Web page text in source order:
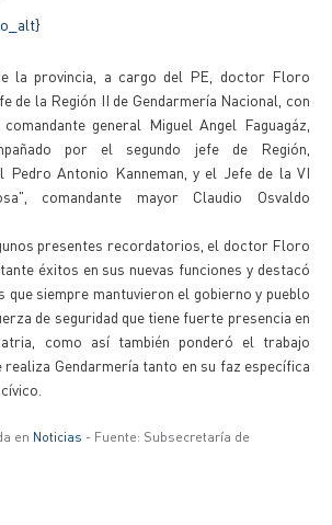
la provincia, a cargo del PE, doctor Floro
de la Región II de Gendarmería Nacional, con
general Miguel Angel Faguagáz,
por el segundo jefe de Región,
Pedro Antonio Kanneman, y el Jefe de la VI
comandante mayor Claudio Osvaldo
presentes recordatorios, el doctor Floro
éxitos en sus nuevas funciones y destacó
que siempre mantuvieron el gobierno y pueblo
de seguridad que tiene fuerte presencia en
como así también ponderó el trabajo
realiza Gendarmería tanto en su faz específica
en Noticias - Fuente: Subsecretaría de